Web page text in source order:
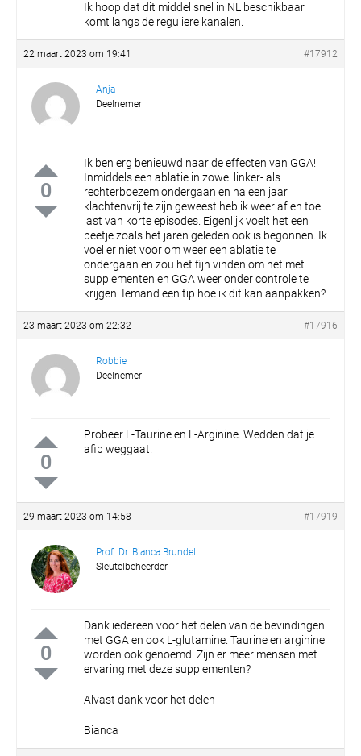
Ik hoop dat dit middel snel in NL beschikbaar
komt langs de reguliere kanalen.
22 maart 2023 om 19:41 #17912
Anja
Deelnemer
0
Ik ben erg benieuwd naar de effecten van GGA!
Inmiddels een ablatie in zowel linker- als
rechterboezem ondergaan en na een jaar
klachtenvrij te zijn geweest heb ik weer af en toe
last van korte episodes. Eigenlijk voelt het een
beetje zoals het jaren geleden ook is begonnen. Ik
voel er niet voor om weer een ablatie te
ondergaan en zou het fijn vinden om het met
supplementen en GGA weer onder controle te
krijgen. Iemand een tip hoe ik dit kan aanpakken?
23 maart 2023 om 22:32 #17916
Robbie
Deelnemer
0
Probeer L-Taurine en L-Arginine. Wedden dat je
afib weggaat.
29 maart 2023 om 14:58 #17919
Prof. Dr. Bianca Brundel
Sleutelbeheerder
0
Dank iedereen voor het delen van de bevindingen
met GGA en ook L-glutamine. Taurine en arginine
worden ook genoemd. Zijn er meer mensen met
ervaring met deze supplementen?
Alvast dank voor het delen
Bianca